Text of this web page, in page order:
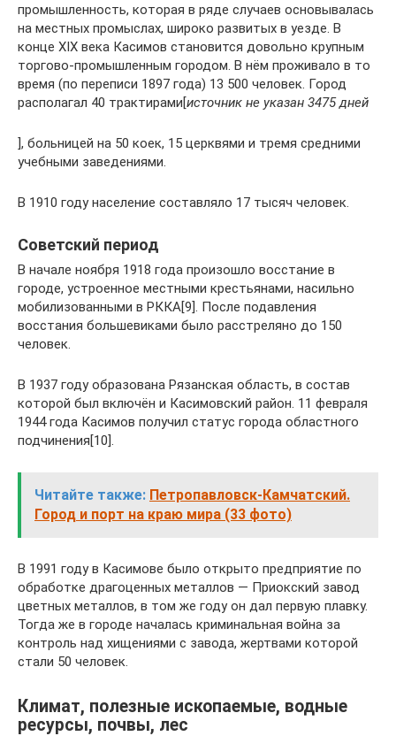
промышленность, которая в ряде случаев основывалась
на местных промыслах, широко развитых в уезде. В
конце XIX века Касимов становится довольно крупным
торгово-промышленным городом. В нём проживало в то
время (по переписи 1897 года) 13 500 человек. Город
располагал 40 трактирами[источник не указан 3475 дней
], больницей на 50 коек, 15 церквями и тремя средними
учебными заведениями.
В 1910 году население составляло 17 тысяч человек.
Советский период
В начале ноября 1918 года произошло восстание в
городе, устроенное местными крестьянами, насильно
мобилизованными в РККА[9]. После подавления
восстания большевиками было расстреляно до 150
человек.
В 1937 году образована Рязанская область, в состав
которой был включён и Касимовский район. 11 февраля
1944 года Касимов получил статус города областного
подчинения[10].
Читайте также: Петропавловск-Камчатский.
Город и порт на краю мира (33 фото)
В 1991 году в Касимове было открыто предприятие по
обработке драгоценных металлов — Приокский завод
цветных металлов, в том же году он дал первую плавку.
Тогда же в городе началась криминальная война за
контроль над хищениями с завода, жертвами которой
стали 50 человек.
Климат, полезные ископаемые, водные
ресурсы, почвы, лес